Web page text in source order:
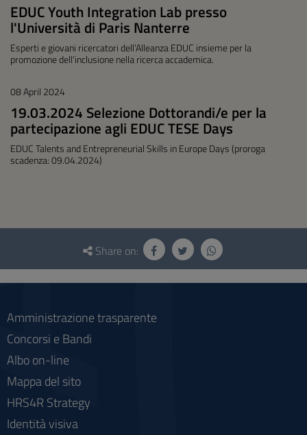
EDUC Youth Integration Lab presso
l'Università di Paris Nanterre
Esperti e giovani ricercatori dell’Alleanza EDUC insieme per la
promozione dell’inclusione nella ricerca accademica.
08 April 2024
19.03.2024 Selezione Dottorandi/e per la
partecipazione agli EDUC TESE Days
EDUC Talents and Entrepreneurial Skills in Europe Days (proroga
scadenza: 09.04.2024)
Questionnaire
social
Share on:
Amministrazione trasparente
Concorsi e Bandi
Albo on-line
Mappa del sito
HRS4R Strategy
Identità visiva